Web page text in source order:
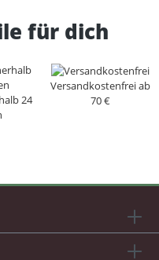
für dich
24
Versandkostenfrei ab
70 €